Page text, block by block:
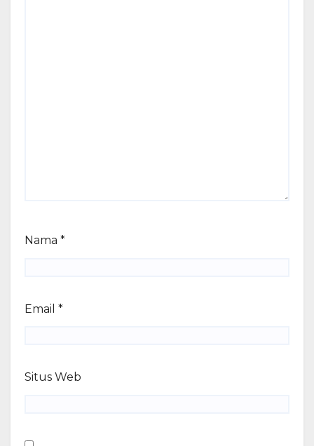
Nama *
Email *
Situs Web